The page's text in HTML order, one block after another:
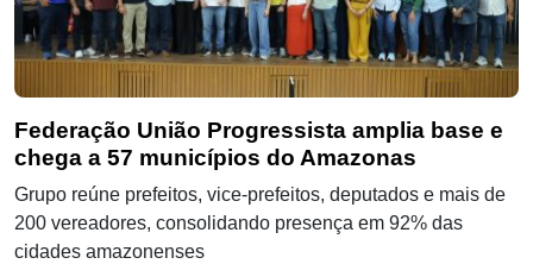
Federação União Progressista amplia base e
chega a 57 municípios do Amazonas
Grupo reúne prefeitos, vice-prefeitos, deputados e mais de
200 vereadores, consolidando presença em 92% das
cidades amazonenses